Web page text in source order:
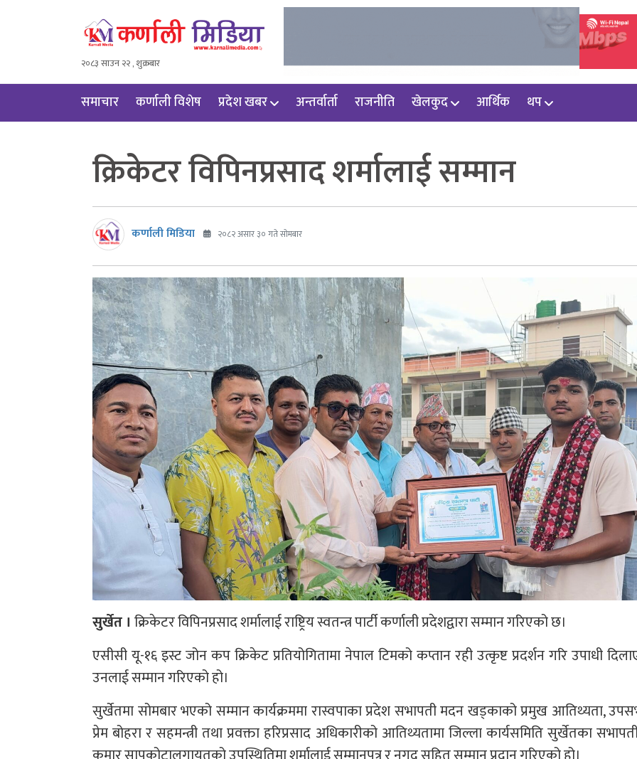
२०८३ साउन २२ , शुक्रबार
समाचार कर्णाली विशेष प्रदेश खबर अन्तर्वार्ता राजनीति खेलकुद आर्थिक थप
क्रिकेटर विपिनप्रसाद शर्मालाई सम्मान
कर्णाली मिडिया २०८२ असार ३० गते सोमबार
सुर्खेत । क्रिकेटर विपिनप्रसाद शर्मालाई राष्ट्रिय स्वतन्त्र पार्टी कर्णाली प्रदेशद्वारा सम्मान गरिएको छ।
एसीसी यू-१६ इस्ट जोन कप क्रिकेट प्रतियोगितामा नेपाल टिमको कप्तान रही उत्कृष्ट प्रदर्शन गरि उपाधी
उनलाई सम्मान गरिएको हो।
सुर्खेतमा सोमबार भएको सम्मान कार्यक्रममा रास्वपाका प्रदेश सभापती मदन खड्काको प्रमुख आतिथ्यता,
प्रेम बोहरा र सहमन्त्री तथा प्रवक्ता हरिप्रसाद अधिकारीको आतिथ्यतामा जिल्ला कार्यसमिति सुर्खेतका